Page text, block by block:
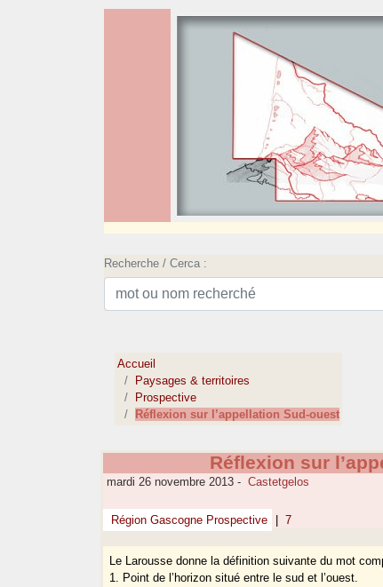
Recherche / Cerca :
Accueil
Paysages & territoires
Prospective
Réflexion sur l’appellation Sud-ouest
Réflexion sur
mardi 26 novembre 2013 - Castetgelos
Région Gascogne Prospective 7
Le Larousse donne la définition suivante du mot
1. Point de l’horizon situé entre le sud et l’ouest.